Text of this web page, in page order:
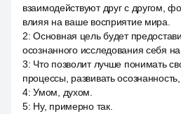
взаимодействуют друг с другом,
влияя на ваше восприятие мира.
2:Основная цель будет
осознанного исследования себя
3: Что позволит лучше понимать
процессы, развивать
4:Умом, духом.
5: Ну, примерно так.